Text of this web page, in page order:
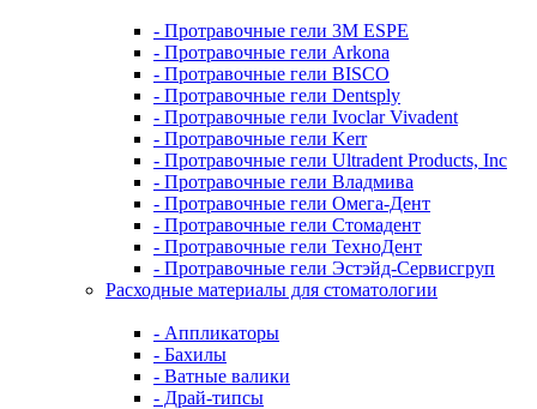
- Протравочные гели 3М ESPE
- Протравочные гели Arkona
- Протравочные гели BISCO
- Протравочные гели Dentsply
- Протравочные гели Ivoclar Vivadent
- Протравочные гели Kerr
- Протравочные гели Ultradent Products, Inc
- Протравочные гели Владмива
- Протравочные гели Омега-Дент
- Протравочные гели Стомадент
- Протравочные гели ТехноДент
- Протравочные гели Эстэйд-Сервисгруп
Расходные материалы для стоматологии
- Аппликаторы
- Бахилы
- Ватные валики
- Драй-типсы